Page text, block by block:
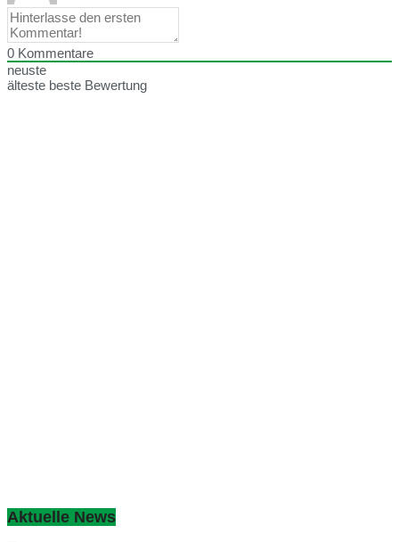
0 Kommentare
neuste
älteste beste Bewertung
Aktuelle News